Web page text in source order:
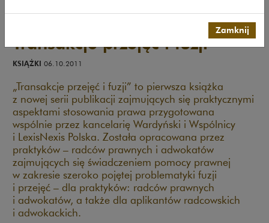
Transakcje przejęć i fuzji
KSIĄŻKI 06.10.2011
„Transakcje przejęć i fuzji” to pierwsza książka
z nowej serii publikacji zajmujących się praktycznymi
aspektami stosowania prawa przygotowana
wspólnie przez kancelarię Wardyński i Wspólnicy
i LexisNexis Polska. Została opracowana przez
praktyków – radców prawnych i adwokatów
zajmujących się świadczeniem pomocy prawnej
w zakresie szeroko pojętej problematyki fuzji
i przejęć – dla praktyków: radców prawnych
i adwokatów, a także dla aplikantów radcowskich
i adwokackich.
Zamknij